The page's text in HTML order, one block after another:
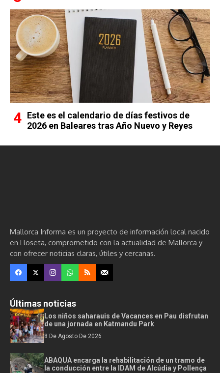
Este es el calendario de días festivos de
2026 en Baleares tras Año Nuevo y Reyes
Mallorca Informa es un proyecto de información local nacido
en Lloseta, comprometido con la actualidad de Mallorca y
con ofrecer noticias claras, útiles y cercanas.
Últimas noticias
Los niños saharauis de Vacances en Pau disfrutan
de una jornada en Katmandu Park
8 De Agosto De 2026
ABAQUA encarga la rehabilitación de un tramo de
la conducción entre la IDAM de Alcúdia y Pollença